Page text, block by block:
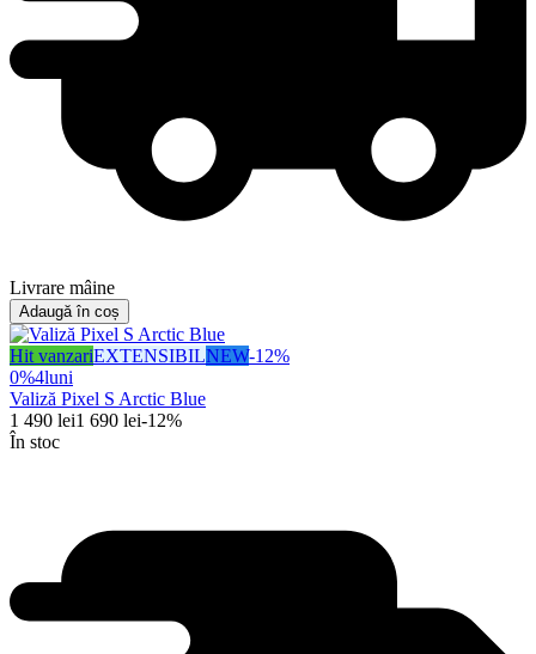
Livrare mâine
Adaugă în coș
Hit vanzariEXTENSIBILNEW-12%
0%4luni
Valiză Pixel S Arctic Blue
1 490 lei1 690 lei-12%
În stoc